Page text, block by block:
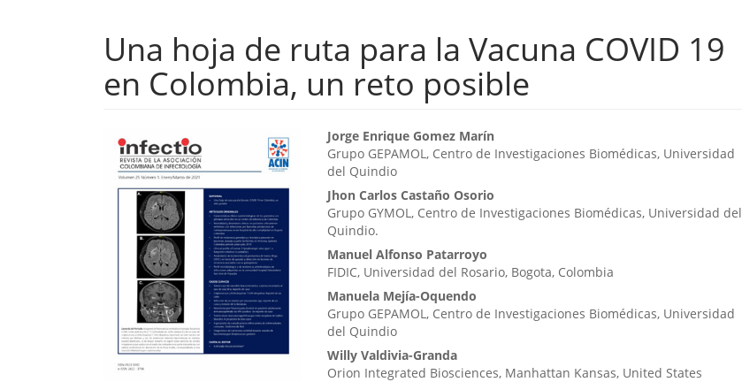
Una hoja de ruta para la Vacuna COVID 19
en Colombia, un reto posible
Barra
lateral
del
artículo
Contenido
principal
del
artículo
Jorge Enrique Gomez Marín
Grupo GEPAMOL, Centro de Investigaciones Biomédicas, Universidad
del Quindio
Jhon Carlos Castaño Osorio
Grupo GYMOL, Centro de Investigaciones Biomédicas, Universidad del
Quindio.
Manuel Alfonso Patarroyo
FIDIC, Universidad del Rosario, Bogota, Colombia
Manuela Mejía-Oquendo
Grupo GEPAMOL, Centro de Investigaciones Biomédicas, Universidad
del Quindio
Willy Valdivia-Granda
Orion Integrated Biosciences, Manhattan Kansas, United States